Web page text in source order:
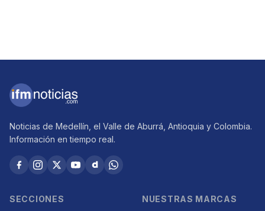
Noticias de Medellín, el Valle de Aburrá, Antioquia y Colombia.
Información en tiempo real.
SECCIONES NUESTRAS MARCAS